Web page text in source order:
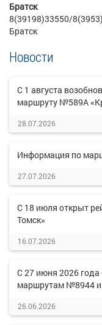
Братск
8(39198)33550/
Братск
Новости
С 1 августа
маршруту №589А
28.07.2026
Информация по
27.07.2026
С 18 июля открыт
Томск»
16.07.2026
С 27 июня 2026
маршрутам №8944
26.06.2026